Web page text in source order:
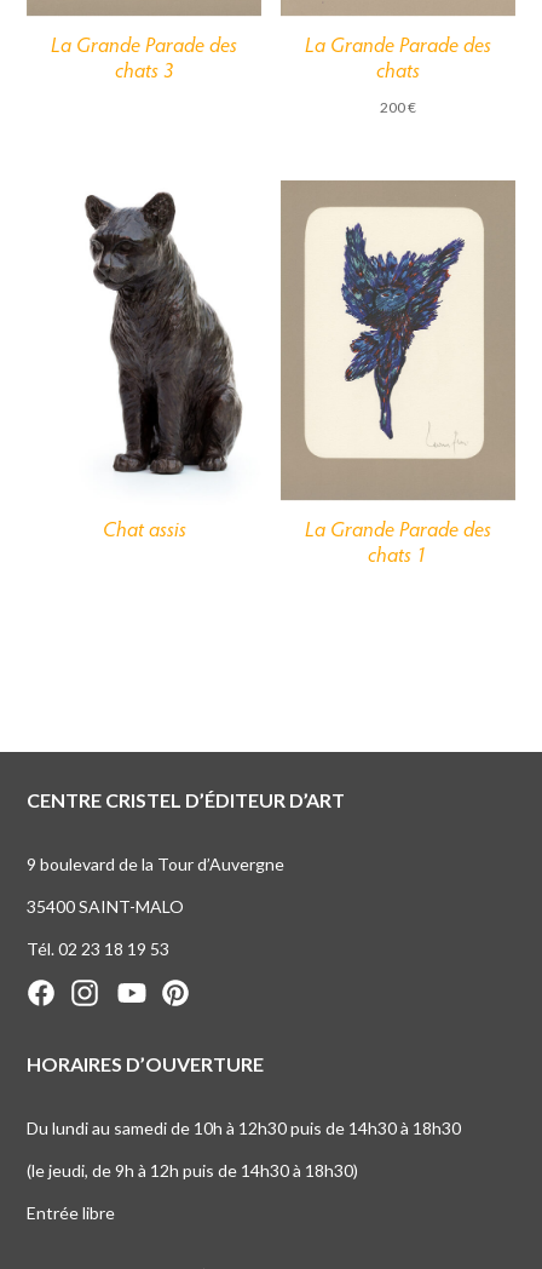
La Grande Parade des
chats 3
La Grande Parade des
chats
200€
Chat assis
La Grande Parade des
chats 1
CENTRE CRISTEL D’ÉDITEUR D’ART
9 boulevard de la Tour d’Auvergne
35400 SAINT-MALO
Tél. 02 23 18 19 53
HORAIRES D’OUVERTURE
Du lundi au samedi de 10h à 12h30 puis de 14h30 à 18h30
(le jeudi, de 9h à 12h puis de 14h30 à 18h30)
Entrée libre